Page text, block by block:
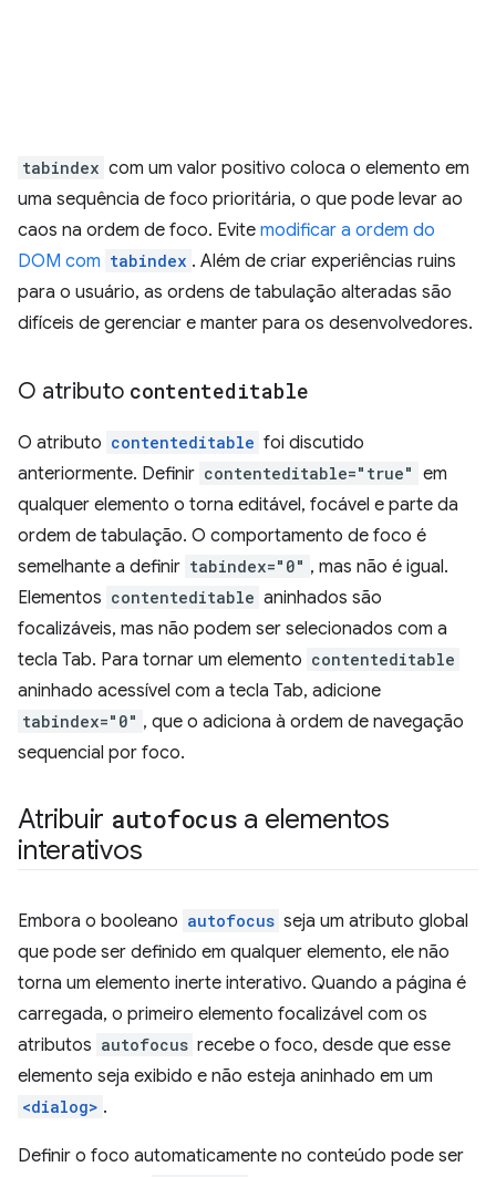
tabindex com um valor positivo coloca o elemento em
uma sequência de foco prioritária, o que pode levar ao
caos na ordem de foco. Evite modificar a ordem do
DOM com tabindex . Além de criar experiências ruins
para o usuário, as ordens de tabulação alteradas são
difíceis de gerenciar e manter para os desenvolvedores.
O atributo contenteditable
O atributo contenteditable foi discutido
anteriormente. Definir contenteditable="true" em
qualquer elemento o torna editável, focável e parte da
ordem de tabulação. O comportamento de foco é
semelhante a definir tabindex="0" , mas não é igual.
Elementos contenteditable aninhados são
focalizáveis, mas não podem ser selecionados com a
tecla Tab. Para tornar um elemento contenteditable
aninhado acessível com a tecla Tab, adicione
tabindex="0" , que o adiciona à ordem de navegação
sequencial por foco.
Atribuir autofocus a elementos
interativos
Embora o booleano autofocus seja um atributo global
que pode ser definido em qualquer elemento, ele não
torna um elemento inerte interativo. Quando a página é
carregada, o primeiro elemento focalizável com os
atributos autofocus recebe o foco, desde que esse
elemento seja exibido e não esteja aninhado em um
<dialog> .
Definir o foco automaticamente no conteúdo pode ser